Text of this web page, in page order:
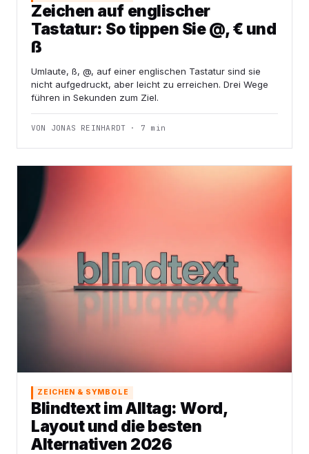
Zeichen auf englischer
Tastatur: So tippen Sie @, € und
ß
Umlaute, ß, @, auf einer englischen Tastatur sind sie
nicht aufgedruckt, aber leicht zu erreichen. Drei Wege
führen in Sekunden zum Ziel.
VON JONAS REINHARDT · 7 min
ZEICHEN & SYMBOLE
Blindtext im Alltag: Word,
Layout und die besten
Alternativen 2026